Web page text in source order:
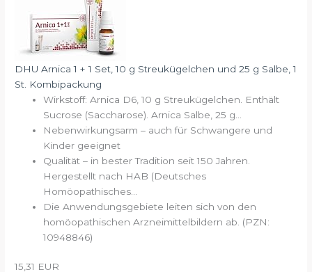
DHU Arnica 1 + 1 Set, 10 g Streukügelchen und 25 g Salbe, 1
St. Kombipackung
Wirkstoff: Arnica D6, 10 g Streukügelchen. Enthält
Sucrose (Saccharose). Arnica Salbe, 25 g...
Nebenwirkungsarm – auch für Schwangere und
Kinder geeignet
Qualität – in bester Tradition seit 150 Jahren.
Hergestellt nach HAB (Deutsches
Homöopathisches...
Die Anwendungsgebiete leiten sich von den
homöopathischen Arzneimittelbildern ab. (PZN:
10948846)
15,31 EUR